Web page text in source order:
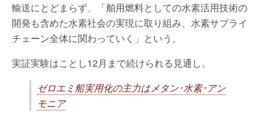
輸送にとどまらず、「舶用燃料としての水素活用技術の
開発も含めた水素社会の実現に取り組み、水素サプライ
チェーン全体に関わっていく」という。
実証実験はことし12月まで続けられる見通し。
ゼロエミ船実用化の主力はメタン･水素･アン
モニア